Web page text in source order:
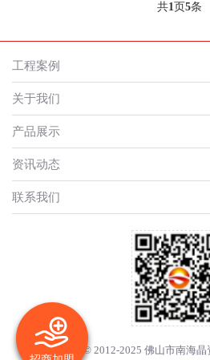
共1页5条
工程案例
关于我们
产品展示
资讯动态
联系我们
Copyright © 2012-2025 佛山市南海